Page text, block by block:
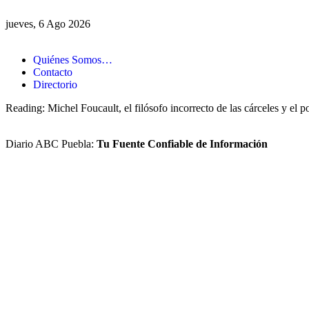
jueves, 6 Ago 2026
Quiénes Somos…
Contacto
Directorio
Reading: Michel Foucault, el filósofo incorrecto de las cárceles y el
Diario ABC Puebla: Tu Fuente Confiable de Información